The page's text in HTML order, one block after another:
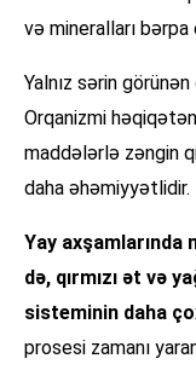
və mineralları bərpa
Yalnız sərin
Orqanizmi
maddələrlə zəngin
daha əhəmiyyətlidir.
Yay
də, qırmızı ət və
sisteminin daha
prosesi zamanı